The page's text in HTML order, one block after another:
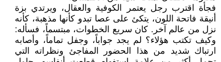
فجأة اقترب رجل يعتمر الكوفية والعقال، ويرتدي بزة
أنيقة فاتحة اللون، يتكئ على عصا تبدو كأنها مذهبة، كأنه
نزل من عالم آخر. كان سريع الخطوات، مبتسماً، فسأله:
وكيف تكتب هؤلاء؟ لم يجد جواباً، وجفل تماماً، وأصابه
ارتباك شديد من هذا الحضور المفاجئ ونظراته التي